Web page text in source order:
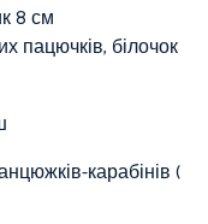
8 см
пацючків, білочок
карабінів (